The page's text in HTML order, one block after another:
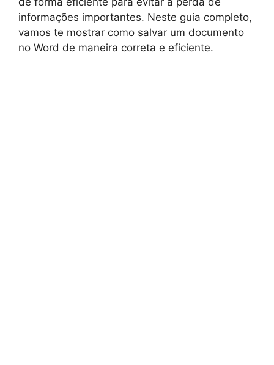
informações importantes. Neste guia completo,
vamos te mostrar como salvar um documento
no Word de maneira correta e eficiente.